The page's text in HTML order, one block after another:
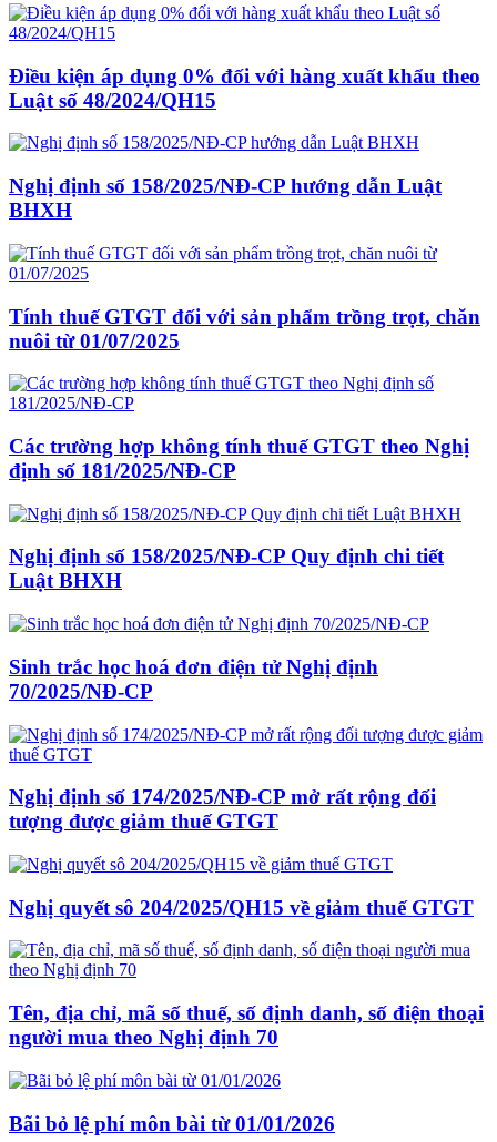
Điều kiện áp dụng 0% đối với hàng xuất khẩu theo
Luật số 48/2024/QH15
Nghị định số 158/2025/NĐ-CP hướng dẫn Luật
BHXH
Tính thuế GTGT đối với sản phẩm trồng trọt, chăn
nuôi từ 01/07/2025
Các trường hợp không tính thuế GTGT theo Nghị
định số 181/2025/NĐ-CP
Nghị định số 158/2025/NĐ-CP Quy định chi tiết
Luật BHXH
Sinh trắc học hoá đơn điện tử Nghị định
70/2025/NĐ-CP
Nghị định số 174/2025/NĐ-CP mở rất rộng đối
tượng được giảm thuế GTGT
Nghị quyết sô 204/2025/QH15 về giảm thuế GTGT
Tên, địa chỉ, mã số thuế, số định danh, số điện thoại
người mua theo Nghị định 70
Bãi bỏ lệ phí môn bài từ 01/01/2026